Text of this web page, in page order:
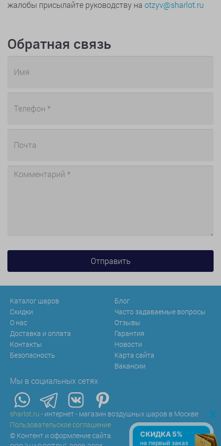
жалобы присылайте руководству на otzyv@sharlot.ru
Обратная связь
Каталог шаров
Скидки
О нас
Доставка и оплата
Контакты
Безопасность
Блог
Часто задаваемые вопросы
Отзывы
Гарантия
Новости
Карта сайта
Вакансии
Мы в социальных сетях
sharlot.ru - интернет - магазин воздушных шаров в Москве
Пользовательское соглашение
© Контент и оформление сайта.
x
СКИДКА 5%
на первый заказ